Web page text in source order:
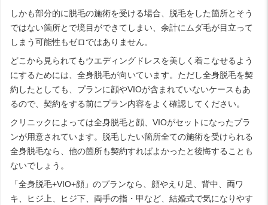
しかも部分的に脱毛の施術を受ける場合、脱毛をした箇所とそう
ではない箇所とで境目ができてしまい、余計にムダ毛が目立って
しまう可能性もゼロではありません。
どこから見られてもウエディングドレスを美しく着こなせるよう
にするためには、全身脱毛が向いています。ただし全身脱毛を契
約したとしても、プランに顔やVIOが含まれていないケースもあ
るので、契約をする前にプラン内容をよく確認してください。
クリニックによっては全身脱毛と顔、VIOがセットになったプラ
ンが用意されています。脱毛したい箇所全ての施術を受けられる
全身脱毛なら、他の箇所も契約すればよかったと後悔することも
ないでしょう。
「全身脱毛+VIO+顔」のプランなら、顔やえり足、背中、両ワ
キ、ヒジ上、ヒジ下、両手の指・甲など、結婚式で気になりやす